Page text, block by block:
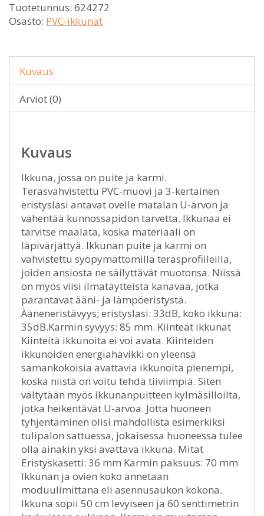
Tuotetunnus: 624272
Osasto: PVC-ikkunat
Kuvaus
Arviot (0)
Kuvaus
Ikkuna, jossa on puite ja karmi.
Teräsvahvistettu PVC-muovi ja 3-kertainen
eristyslasi antavat ovelle matalan U-arvon ja
vähentää kunnossapidon tarvetta. Ikkunaa ei
tarvitse maalata, koska materiaali on
läpivärjättyä. Ikkunan puite ja karmi on
vahvistettu syöpymättömillä teräsprofiileilla,
joiden ansiosta ne säilyttävät muotonsa. Niissä
on myös viisi ilmatäytteistä kanavaa, jotka
parantavat ääni- ja lämpöeristystä.
Ääneneristävyys; eristyslasi: 33dB, koko ikkuna:
35dB.Karmin syvyys: 85 mm. Kiinteät ikkunat
Kiinteitä ikkunoita ei voi avata. Kiinteiden
ikkunoiden energiahävikki on yleensä
samankokoisia avattavia ikkunoita pienempi,
koska niistä on voitu tehdä tiiviimpiä. Siten
vältytään myös ikkunanpuitteen kylmäsilloilta,
jotka heikentävät U-arvoa. Jotta huoneen
tyhjentäminen olisi mahdollista esimerkiksi
tulipalon sattuessa, jokaisessa huoneessa tulee
olla ainakin yksi avattava ikkuna. Mitat
Eristyskasetti: 36 mm Karmin paksuus: 70 mm
Ikkunan ja ovien koko annetaan
moduulimittana eli asennusaukon kokona.
Ikkuna sopii 50 cm levyiseen ja 60 senttimetrin